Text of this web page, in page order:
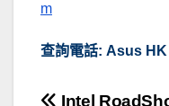
m
查詢電話: Asus HK
Intel